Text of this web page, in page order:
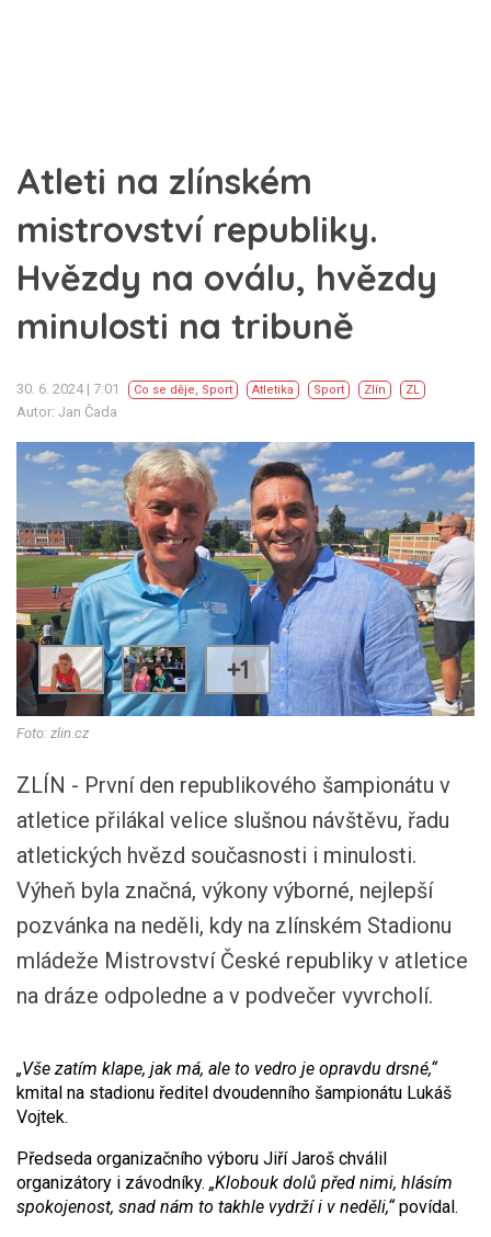
Atleti na zlínském
mistrovství republiky.
Hvězdy na oválu, hvězdy
minulosti na tribuně
30. 6. 2024 | 7:01 Co se děje, Sport Atletika Sport Zlín ZL
Autor: Jan Čada
+1
Foto: zlin.cz
ZLÍN - První den republikového šampionátu v
atletice přilákal velice slušnou návštěvu, řadu
atletických hvězd současnosti i minulosti.
Výheň byla značná, výkony výborné, nejlepší
pozvánka na neděli, kdy na zlínském Stadionu
mládeže Mistrovství České republiky v atletice
na dráze odpoledne a v podvečer vyvrcholí.
„Vše zatím klape, jak má, ale to vedro je opravdu drsné,“
kmital na stadionu ředitel dvoudenního šampionátu Lukáš
Vojtek.
Předseda organizačního výboru Jiří Jaroš chválil
organizátory i závodníky. „Klobouk dolů před nimi, hlásím
spokojenost, snad nám to takhle vydrží i v neděli,“povídal.